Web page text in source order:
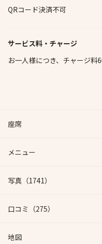
QRコード決済不可
サービス料・チャージ
お一人様につき、チャージ料
座席
メニュー
写真 （1741）
口コミ （275）
地図